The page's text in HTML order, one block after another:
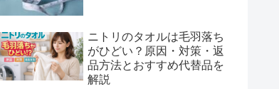
ニトリのタオルは毛羽落ち
がひどい？原因・対策・返
品方法とおすすめ代替品を
解説